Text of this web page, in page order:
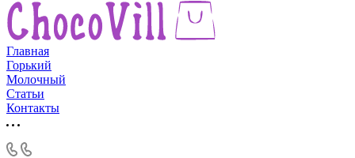
Главная
Горький
Молочный
Статьи
Контакты